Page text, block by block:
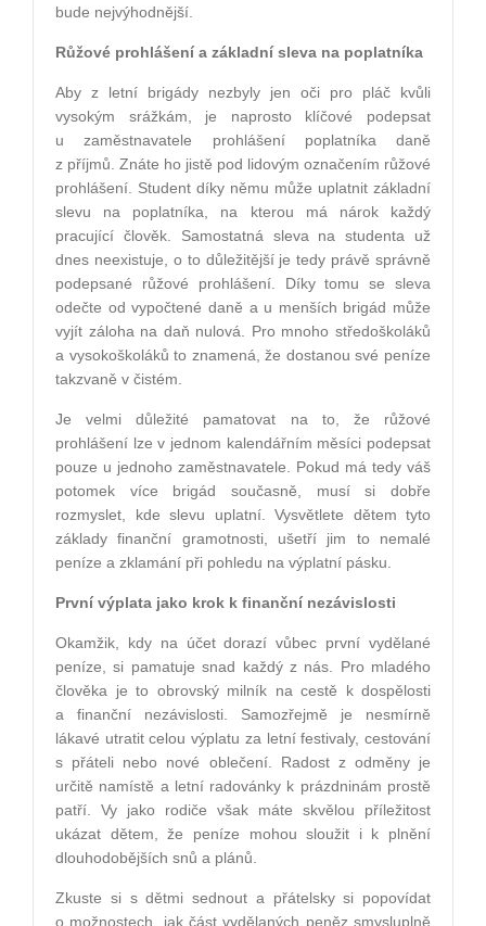
bude nejvýhodnější.
Růžové prohlášení a základní sleva na poplatníka
Aby z letní brigády nezbyly jen oči pro pláč kvůli
vysokým srážkám, je naprosto klíčové podepsat
u zaměstnavatele prohlášení poplatníka daně
z příjmů. Znáte ho jistě pod lidovým označením růžové
prohlášení. Student díky němu může uplatnit základní
slevu na poplatníka, na kterou má nárok každý
pracující člověk. Samostatná sleva na studenta už
dnes neexistuje, o to důležitější je tedy právě správně
podepsané růžové prohlášení. Díky tomu se sleva
odečte od vypočtené daně a u menších brigád může
vyjít záloha na daň nulová. Pro mnoho středoškoláků
a vysokoškoláků to znamená, že dostanou své peníze
takzvaně v čistém.
Je velmi důležité pamatovat na to, že růžové
prohlášení lze v jednom kalendářním měsíci podepsat
pouze u jednoho zaměstnavatele. Pokud má tedy váš
potomek více brigád současně, musí si dobře
rozmyslet, kde slevu uplatní. Vysvětlete dětem tyto
základy finanční gramotnosti, ušetří jim to nemalé
peníze a zklamání při pohledu na výplatní pásku.
První výplata jako krok k finanční nezávislosti
Okamžik, kdy na účet dorazí vůbec první vydělané
peníze, si pamatuje snad každý z nás. Pro mladého
člověka je to obrovský milník na cestě k dospělosti
a finanční nezávislosti. Samozřejmě je nesmírně
lákavé utratit celou výplatu za letní festivaly, cestování
s přáteli nebo nové oblečení. Radost z odměny je
určitě namístě a letní radovánky k prázdninám prostě
patří. Vy jako rodiče však máte skvělou příležitost
ukázat dětem, že peníze mohou sloužit i k plnění
dlouhodobějších snů a plánů.
Zkuste si s dětmi sednout a přátelsky si popovídat
o možnostech, jak část vydělaných peněz smysluplně